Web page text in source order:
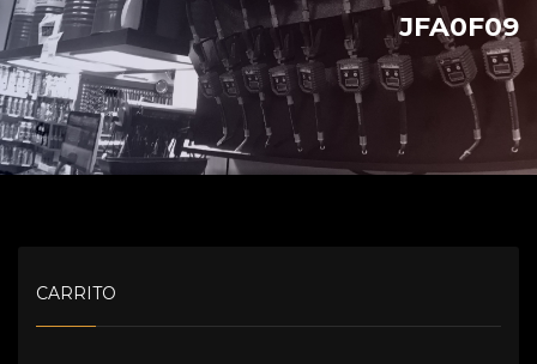
JFA0F09
CARRITO